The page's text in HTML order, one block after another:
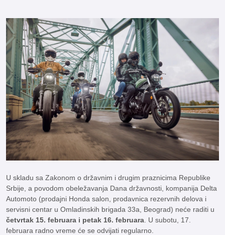
U skladu sa Zakonom o državnim i drugim praznicima Republike
Srbije, a povodom obeležavanja Dana državnosti, kompanija Delta
Automoto (prodajni Honda salon, prodavnica rezervnih delova i
servisni centar u Omladinskih brigada 33a, Beograd) neće raditi u
četvrtak 15. februara i petak 16. februara . U subotu, 17.
februara radno vreme će se odvijati regularno.